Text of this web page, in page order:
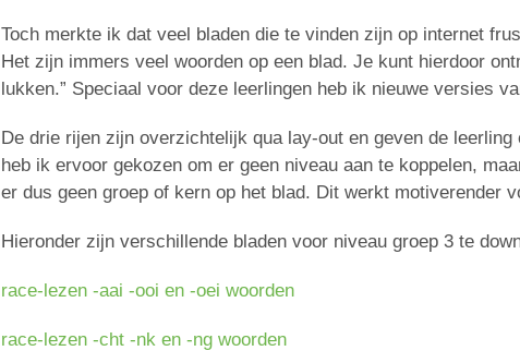
Toch merkte ik dat veel bladen die te vinden zijn op internet
Het zijn immers veel woorden op een blad. Je kunt hierdoor
lukken.” Speciaal voor deze leerlingen heb ik nieuwe versies
De drie rijen zijn overzichtelijk qua lay-out en geven de
heb ik ervoor gekozen om er geen niveau aan te koppelen,
er dus geen groep of kern op het blad. Dit werkt motiverender
Hieronder zijn verschillende bladen voor niveau groep 3 te
race-lezen -aai -ooi en -oei woorden
race-lezen -cht -nk en -ng woorden